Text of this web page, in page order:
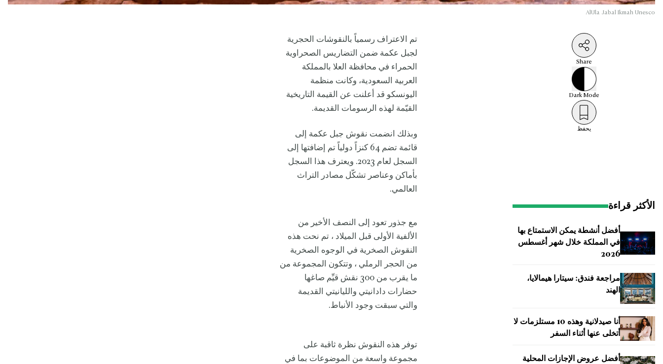
AlUla Jabal Ikmah Unesco
Share
DarkMode
يحفظ
الأكثر قراءة
أفضل أنشطة يمكن الاستمتاع بها
في المملكة خلال شهر أغسطس
2026
مراجعة فندق: سيتارا هيمالايا،
الهند
أنا صيدلانية وهذه 10 مستلزمات لا
أتخلى عنها أثناء السفر
أفضل عروض الإجازات المحلية
تم الاعتراف رسمياً بالنقوشات الحجرية
لجبل عكمة ضمن التضاريس الصحراوية
الحمراء في محافظة العلا بالمملكة
العربية السعودية، وكانت منظمة
اليونسكو قد أعلنت عن القيمة التاريخية
القيّمة لهذه الرسومات القديمة.
وبذلك انضمت نقوش جبل عكمة إلى
قائمة تضم 64 كنزاً دولياً تم إضافتها إلى
السجل لعام 2023. ويعترف هذا السجل
بأماكن وعناصر تشكّل مصادر التراث
العالمي.
مع جذور تعود إلى النصف الأخير من
الألفية الأولى قبل الميلاد ، تم نحت هذه
النقوش الصخرية في الوجوه الصخرية
من الحجر الرملي ، وتتكون المجموعة من
ما يقرب من 300 نقش قيِّم صاغها
حضارات دادانيتي والليانيتي القديمة
والتي سبقت وجود الأنباط.
توفر هذه النقوش نظرة ثاقبة على
مجموعة واسعة من الموضوعات بما في